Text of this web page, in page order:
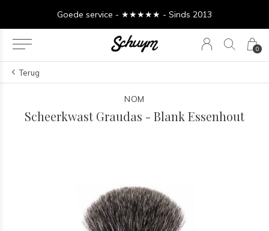
0
Goede service - ★★★★★ - Sinds 2013
Terug
NOM
Scheerkwast Graudas - Blank Essenhout